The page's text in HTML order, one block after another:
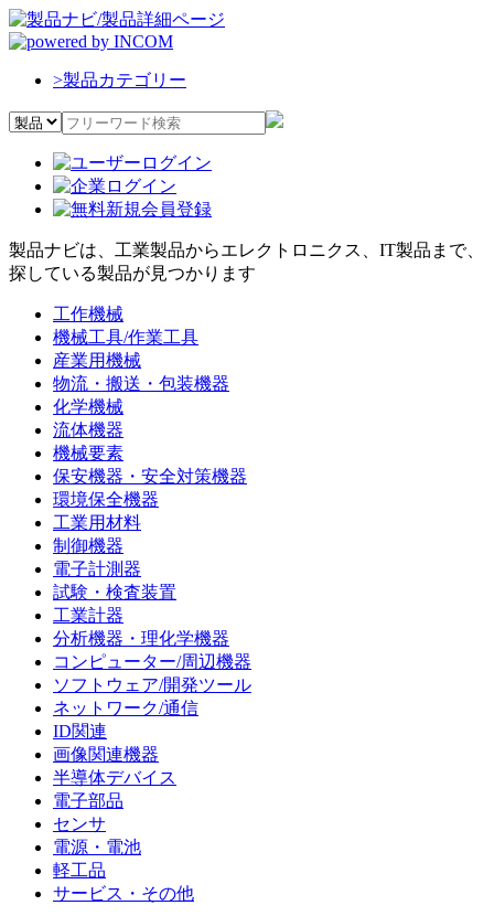
>製品カテゴリー
製品ナビは、工業製品からエレクトロニクス、IT製品まで、
探している製品が見つかります
工作機械
機械工具/作業工具
産業用機械
物流・搬送・包装機器
化学機械
流体機器
機械要素
保安機器・安全対策機器
環境保全機器
工業用材料
制御機器
電子計測器
試験・検査装置
工業計器
分析機器・理化学機器
コンピューター/周辺機器
ソフトウェア/開発ツール
ネットワーク/通信
ID関連
画像関連機器
半導体デバイス
電子部品
センサ
電源・電池
軽工品
サービス・その他